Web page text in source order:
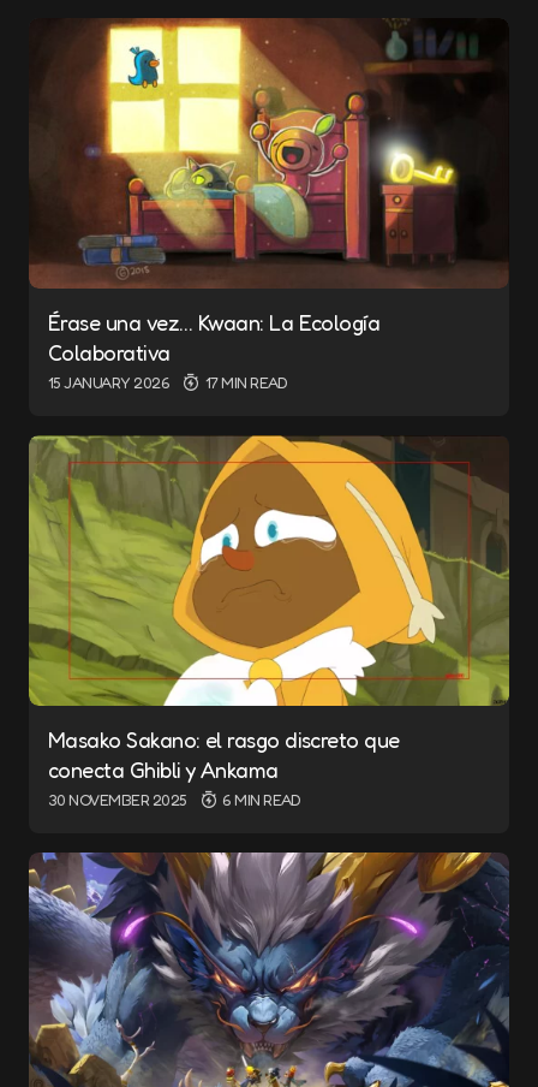
Érase una vez… Kwaan: La Ecología
Colaborativa
15 JANUARY 2026 17 MIN READ
Masako Sakano: el rasgo discreto que
conecta Ghibli y Ankama
30 NOVEMBER 2025 6 MIN READ